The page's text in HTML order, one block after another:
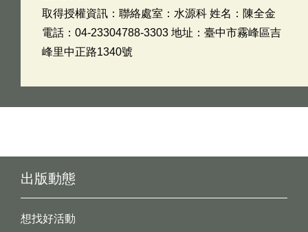
取得授權資訊：聯絡處室：水源科 姓名：陳全金
電話：04-23304788-3303 地址：臺中市霧峰區吉
峰里中正路1340號
出版動態
想找好活動